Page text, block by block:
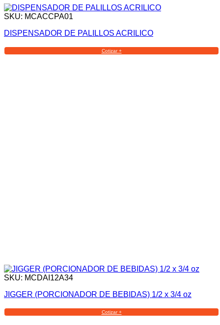
SKU: MCACCPA01
DISPENSADOR DE PALILLOS ACRILICO
Cotizar +
SKU: MCDAI12A34
JIGGER (PORCIONADOR DE BEBIDAS) 1/2 x 3/4 oz
Cotizar +